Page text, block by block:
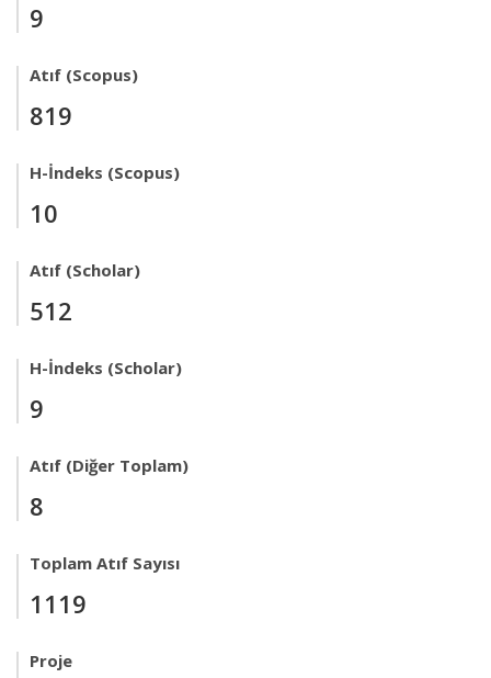
9
Atıf (Scopus)
819
H-İndeks (Scopus)
10
Atıf (Scholar)
512
H-İndeks (Scholar)
9
Atıf (Diğer Toplam)
8
Toplam Atıf Sayısı
1119
Proje